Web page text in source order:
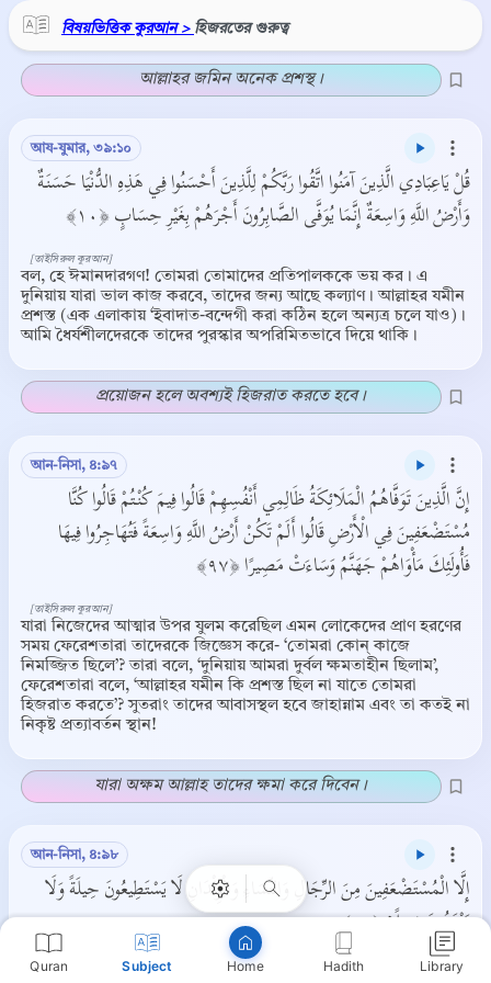
Quran Subject Home Hadith Library
বিষয়ভিত্তিক কুরআন > হিজরতের গুরুত্ব
আল্লাহর জমিন অনেক প্রশস্থ ।
আয-যুমার, ৩৯:১০
قُلْ يَاعِبَادِي الَّذِينَ آمَنُوا اتَّقُوا رَبَّكُمْ لِلَّذِينَ أَحْسَنُوا فِي هَذِهِ الدُّنْيَا حَسَنَةٌ
وَأَرْضُ اللَّهِ وَاسِعَةٌ إِنَّمَا يُوَفَّى الصَّابِرُونَ أَجْرَهُمْ بِغَيْرِ حِسَابٍ ﴿١٠﴾
বল, হে ঈমানদারগণ! তোমরা তোমাদের প্রতিপালককে ভয় কর। এ
দুনিয়ায় যারা ভাল কাজ করবে, তাদের জন্য আছে কল্যাণ। আল্লাহর যমীন
প্রশস্ত (এক এলাকায় ‘ইবাদাত-বন্দেগী করা কঠিন হলে অন্যত্র চলে যাও)।
আমি ধৈর্যশীলদেরকে তাদের পুরস্কার অপরিমিতভাবে দিয়ে থাকি।
[তাইসিরুল কুরআন]
প্রয়োজন হলে অবশ্যই হিজরাত করতে হবে ।
আন-নিসা, ৪:৯৭
إِنَّ الَّذِينَ تَوَفَّاهُمُ الْمَلَائِكَةُ ظَالِمِي أَنْفُسِهِمْ قَالُوا فِيمَ كُنْتُمْ قَالُوا كُنَّا
مُسْتَضْعَفِينَ فِي الْأَرْضِ قَالُوا أَلَمْ تَكُنْ أَرْضُ اللَّهِ وَاسِعَةً فَتُهَاجِرُوا فِيهَا
فَأُولَئِكَ مَأْوَاهُمْ جَهَنَّمُ وَسَاءَتْ مَصِيرًا ﴿٩٧﴾
যারা নিজেদের আত্মার উপর যুলম করেছিল এমন লোকেদের প্রাণ হরণের
সময় ফেরেশতারা তাদেরকে জিজ্ঞেস করে- ‘তোমরা কোন্ কাজে
নিমজ্জিত ছিলে’? তারা বলে, ‘দুনিয়ায় আমরা দুর্বল ক্ষমতাহীন ছিলাম’,
ফেরেশতারা বলে, ‘আল্লাহর যমীন কি প্রশস্ত ছিল না যাতে তোমরা
হিজরাত করতে’? সুতরাং তাদের আবাসস্থল হবে জাহান্নাম এবং তা কতই না
নিকৃষ্ট প্রত্যাবর্তন স্থান!
[তাইসিরুল কুরআন]
যারা অক্ষম আল্লাহ তাদের ক্ষমা করে দিবেন ।
আন-নিসা, ৪:৯৮
إِلَّا الْمُسْتَضْعَفِينَ مِنَ الرِّجَالِ وَالنِّسَاءِ وَالْوِلْدَانِ لَا يَسْتَطِيعُونَ حِيلَةً وَلَا
يَهْتَدُونَ سَبِيلًا ﴿٩٨﴾
[তাইসিরুল কুরআন]
Copy